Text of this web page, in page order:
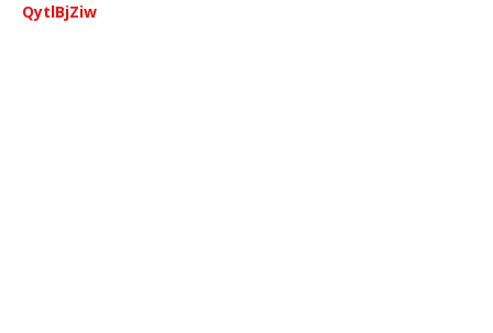
QytlBjZiw